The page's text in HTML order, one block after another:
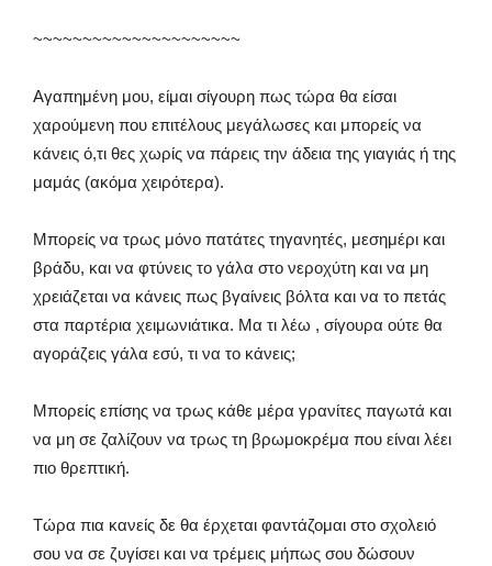
~~~~~~~~~~~~~~~~~~~~~
Αγαπημένη μου, είμαι σίγουρη πως τώρα θα είσαι
χαρούμενη που επιτέλους μεγάλωσες και μπορείς να
κάνεις ό,τι θες χωρίς να πάρεις την άδεια της γιαγιάς ή της
μαμάς (ακόμα χειρότερα).
Μπορείς να τρως μόνο πατάτες τηγανητές, μεσημέρι και
βράδυ, και να φτύνεις το γάλα στο νεροχύτη και να μη
χρειάζεται να κάνεις πως βγαίνεις βόλτα και να το πετάς
στα παρτέρια χειμωνιάτικα. Μα τι λέω , σίγουρα ούτε θα
αγοράζεις γάλα εσύ, τι να το κάνεις;
Μπορείς επίσης να τρως κάθε μέρα γρανίτες παγωτά και
να μη σε ζαλίζουν να τρως τη βρωμοκρέμα που είναι λέει
πιο θρεπτική.
Τώρα πια κανείς δε θα έρχεται φαντάζομαι στο σχολειό
σου να σε ζυγίσει και να τρέμεις μήπως σου δώσουν